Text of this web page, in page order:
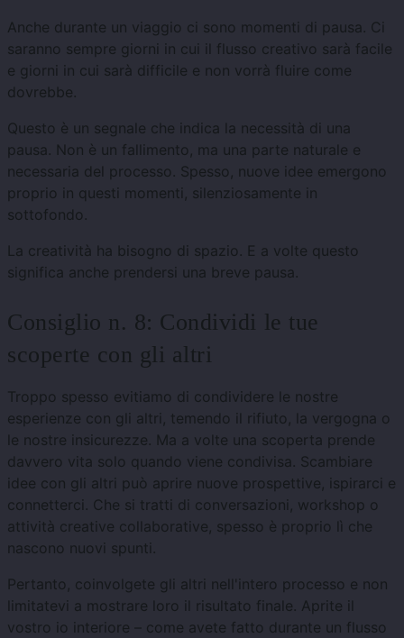
Anche durante un viaggio ci sono momenti di pausa. Ci
saranno sempre giorni in cui il flusso creativo sarà facile
e giorni in cui sarà difficile e non vorrà fluire come
dovrebbe.
Questo è un segnale che indica la necessità di una
pausa. Non è un fallimento, ma una parte naturale e
necessaria del processo. Spesso, nuove idee emergono
proprio in questi momenti, silenziosamente in
sottofondo.
La creatività ha bisogno di spazio. E a volte questo
significa anche prendersi una breve pausa.
Consiglio n. 8: Condividi le tue
scoperte con gli altri
Troppo spesso evitiamo di condividere le nostre
esperienze con gli altri, temendo il rifiuto, la vergogna o
le nostre insicurezze. Ma a volte una scoperta prende
davvero vita solo quando viene condivisa. Scambiare
idee con gli altri può aprire nuove prospettive, ispirarci e
connetterci. Che si tratti di conversazioni, workshop o
attività creative collaborative, spesso è proprio lì che
nascono nuovi spunti.
Pertanto, coinvolgete gli altri nell'intero processo e non
limitatevi a mostrare loro il risultato finale. Aprite il
vostro io interiore – come avete fatto durante un flusso